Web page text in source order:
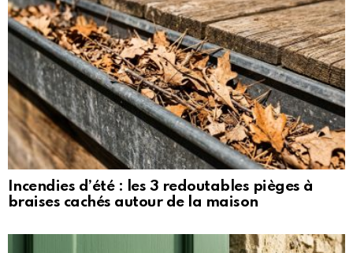
Incendies d’été : les 3 redoutables pièges à
braises cachés autour de la maison